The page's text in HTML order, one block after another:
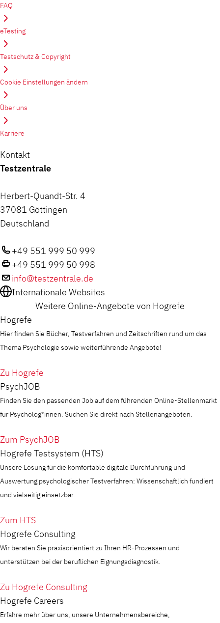
FAQ
eTesting
Testschutz & Copyright
Cookie Einstellungen ändern
Über uns
Karriere
Kontakt
Testzentrale
Herbert-Quandt-Str. 4
37081 Göttingen
Deutschland
+49 551 999 50 999
+49 551 999 50 998
info@testzentrale.de
Internationale Websites
Weitere Online-Angebote von Hogrefe
Hogrefe
Hier finden Sie Bücher, Testverfahren und Zeitschriften rund um das
Thema Psychologie sowie weiterführende Angebote!
Zu Hogrefe
PsychJOB
Finden Sie den passenden Job auf dem führenden Online-Stellenmarkt
für Psycholog*innen. Suchen Sie direkt nach Stellenangeboten.
Zum PsychJOB
Hogrefe Testsystem (HTS)
Unsere Lösung für die komfortable digitale Durchführung und
Auswertung psychologischer Testverfahren: Wissenschaftlich fundiert
und vielseitig einsetzbar.
Zum HTS
Hogrefe Consulting
Wir beraten Sie praxisorientiert zu Ihren HR-Prozessen und
unterstützen bei der beruflichen Eignungsdiagnostik.
Zu Hogrefe Consulting
Hogrefe Careers
Erfahre mehr über uns, unsere Unternehmensbereiche,